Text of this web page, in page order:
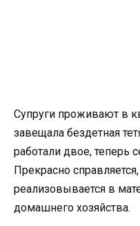
Супруги проживают в
завещала бездетная
работали двое, теперь
Прекрасно
реализовывается в
домашнего хозяйства.